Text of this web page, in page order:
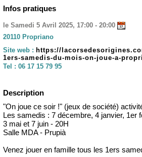
Infos pratiques
le Samedi 5 Avril 2025, 17:00 - 20:00
20110 Propriano
Site web : https://
1ers-samedis-du-mois-on-joue-a-
Tel : 06 17 15 79 95
Description
"On joue ce soir !" (jeux de société)
Les samedis : 7 décembre, 4 janvier, 1er
3 mai et 7 juin - 20H
Salle MDA - Prupià
Venez jouer en famille tous les 1ers